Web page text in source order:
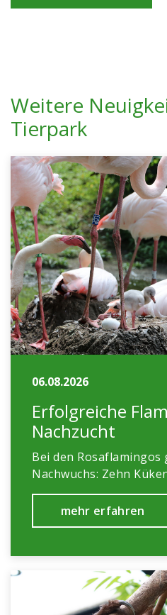
Weitere
Tierpark
06.08.2026
Erfolgreiche
Nachzucht
Bei den
Nachwuchs: Zehn
mehr erfahren